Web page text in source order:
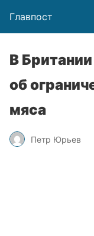
Главпост
В
об
мяса
Петр Юрьев